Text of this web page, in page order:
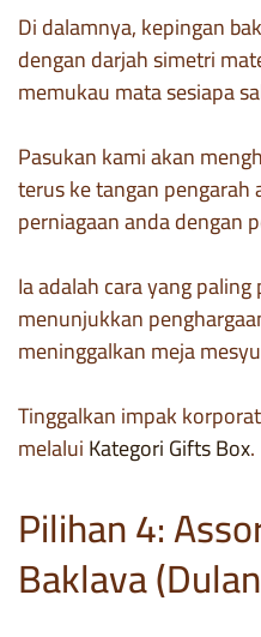
Di dalamnya, kepingan
dengan darjah simetri
memukau mata sesiapa
Pasukan kami akan
terus ke tangan pengarah
perniagaan anda dengan
Ia adalah cara yang
menunjukkan
meninggalkan meja
Tinggalkan impak
melaluiKategori Gifts Box.
Pilihan 4:
Baklava